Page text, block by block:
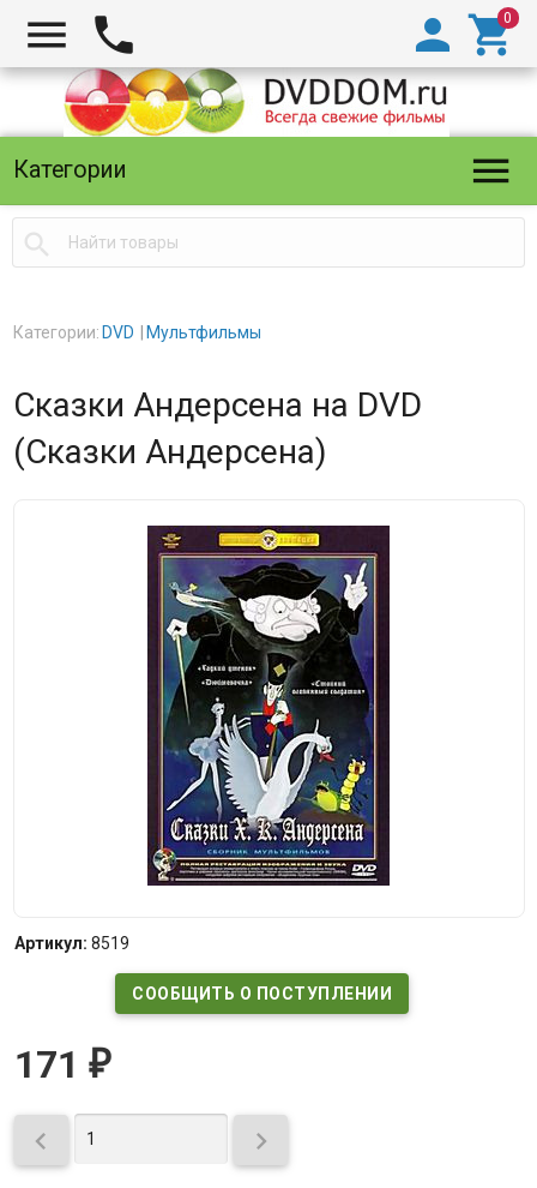
  

Категории 

Категории: DVD Мультфильмы
Сказки Андерсена на DVD
(Сказки Андерсена)
Артикул: 8519
СООБЩИТЬ О ПОСТУПЛЕНИИ
171 ₽
 